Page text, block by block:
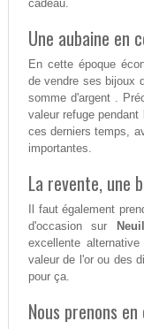
cadeau.
Une aubaine en
En cette époque
de vendre ses bijoux
somme d'argent .
valeur refuge
ces derniers temps,
importantes.
La revente, une
Il faut également
d'occasion sur
excellente
valeur de l'or ou des
pour ça.
Nous prenons